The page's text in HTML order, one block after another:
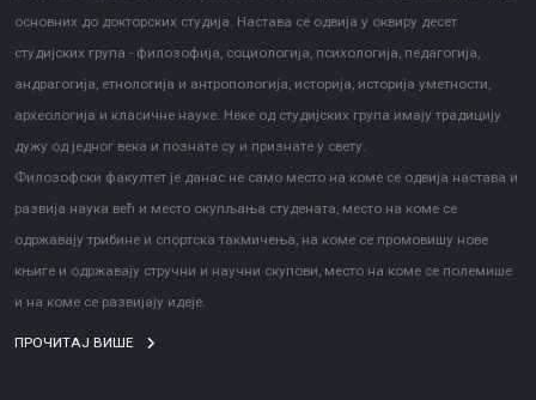
основних до докторских студија. Настава се одвија у оквиру десет
студијских група - филозофија, социологија, психологија, педагогија,
андрагогија, етнологија и антропологија, историја, историја уметности,
археологија и класичне науке. Неке од студијских група имају традицију
дужу од једног века и познате су и признате у свету.
Филозофски факултет је данас не само место на коме се одвија настава и
развија наука већ и место окупљања студената, место на коме се
одржавају трибине и спортска такмичења, на коме се промовишу нове
књиге и одржавају стручни и научни скупови, место на коме се полемише
и на коме се развијају идеје.
ПРОЧИТАЈ ВИШЕ